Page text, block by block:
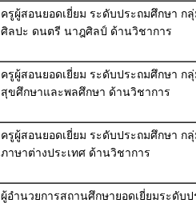
ครูผู้สอนยอดเยี่ยม ระดับประถมศึกษา ก
ศิลปะ ดนตรี นาฎศิลป์ ด้านวิชาการ
ครูผู้สอนยอดเยี่ยม ระดับประถมศึกษา ก
สุขศึกษาและพลศึกษา ด้านวิชาการ
ครูผู้สอนยอดเยี่ยม ระดับประถมศึกษา ก
ภาษาต่างประเทศ ด้านวิชาการ
ผู้อำนวยการสถานศึกษายอดเยี่ยมระดับ